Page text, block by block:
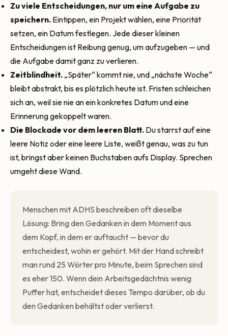
Zu viele Entscheidungen, nur um eine Aufgabe zu
speichern. Eintippen, ein Projekt wählen, eine Priorität
setzen, ein Datum festlegen. Jede dieser kleinen
Entscheidungen ist Reibung genug, um aufzugeben — und
die Aufgabe damit ganz zu verlieren.
Zeitblindheit. „Später“ kommt nie, und „nächste Woche“
bleibt abstrakt, bis es plötzlich heute ist. Fristen schleichen
sich an, weil sie nie an ein konkretes Datum und eine
Erinnerung gekoppelt waren.
Die Blockade vor dem leeren Blatt. Du starrst auf eine
leere Notiz oder eine leere Liste, weißt genau, was zu tun
ist, bringst aber keinen Buchstaben aufs Display. Sprechen
umgeht diese Wand.
Menschen mit ADHS beschreiben oft dieselbe
Lösung: Bring den Gedanken in dem Moment aus
dem Kopf, in dem er auftaucht — bevor du
entscheidest, wohin er gehört. Mit der Hand schreibt
man rund 25 Wörter pro Minute, beim Sprechen sind
es eher 150. Wenn dein Arbeitsgedächtnis wenig
Puffer hat, entscheidet dieses Tempo darüber, ob du
den Gedanken behältst oder verlierst.